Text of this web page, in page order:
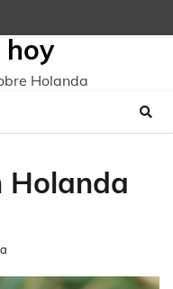
Holanda
Holanda